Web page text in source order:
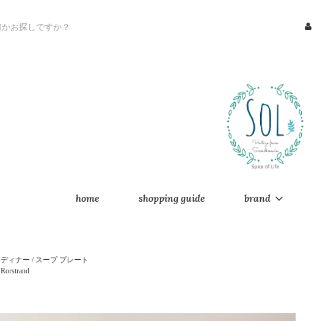
home shopping guide brand
ディナー / スープ プレート
Rorstrand